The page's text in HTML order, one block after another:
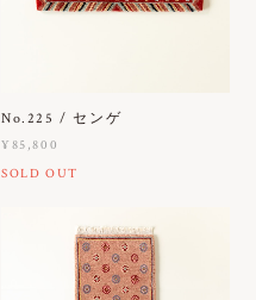
No.225 / センゲ
¥85,800
SOLD OUT